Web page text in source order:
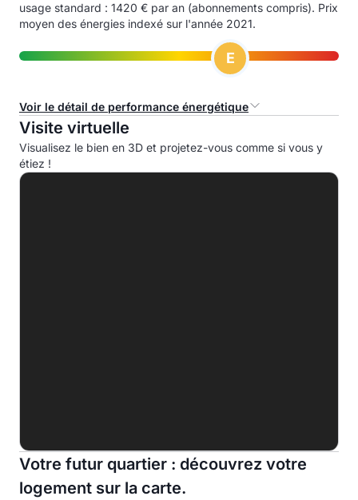
usage standard : 1420 € par an (abonnements compris). Prix
moyen des énergies indexé sur l'année 2021.
E
Voir le détail de performance énergétique
Consommation d'énergie primaire (CEP)
A
C
D
Visite virtuelle
Visualisez le bien en 3D et projetez-vous comme si vous y
étiez !
Votre futur quartier : découvrez votre
logement sur la carte.